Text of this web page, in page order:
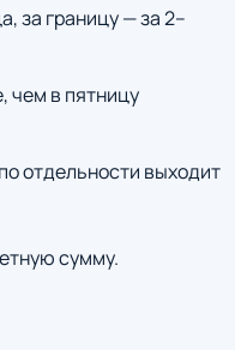
за границу — за 2–
чем в пятницу
отдельности выходит
сумму.